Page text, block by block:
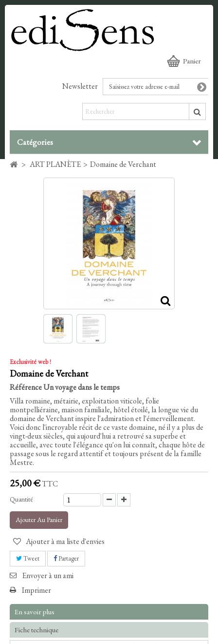
Panier
Newsletter
Catégories
> ART PLANÈTE > Domaine de Verchant
Exclusivité web !
Domaine de Verchant
RéférenceUn voyage dans le temps
Villa romaine, métairie, exploitation viticole, folie
montpelliéraine, maison familiale, hôtel étoilé, la longue vie du
domaine de Verchant inspire l'admiration et l'émerveillement.
Voici donc l'incroyable récit de ce vaste domaine, né il y a plus de
vingt-deux siècles, qui aujourd'hui a retrouvé sa superbe et
accueille, avec toute l'élégance qu'on lui connaît, chaque hôte de
passage sous le regard attentif et toujours présent de la famille
Mestre.
25,00 €TTC
Quantité
Ajouter Au Panier
Ajouter à ma liste d'envies
Tweet Partager
Envoyer à un ami
Imprimer
En savoir plus
Fiche technique